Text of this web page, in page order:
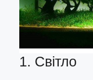
1. Світло